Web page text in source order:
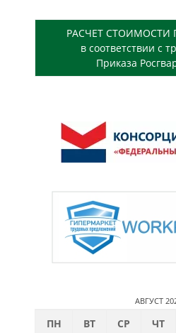
РАСЧЕТ СТОИМОСТИ
в соответствии с
Приказа
АВГУСТ
ПН ВТ СР ЧТ